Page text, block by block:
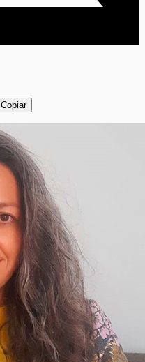
Copiar